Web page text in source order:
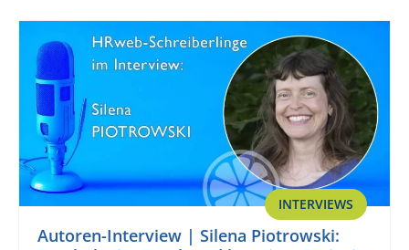
INTERVIEWS
Autoren-Interview | Silena Piotrowski: